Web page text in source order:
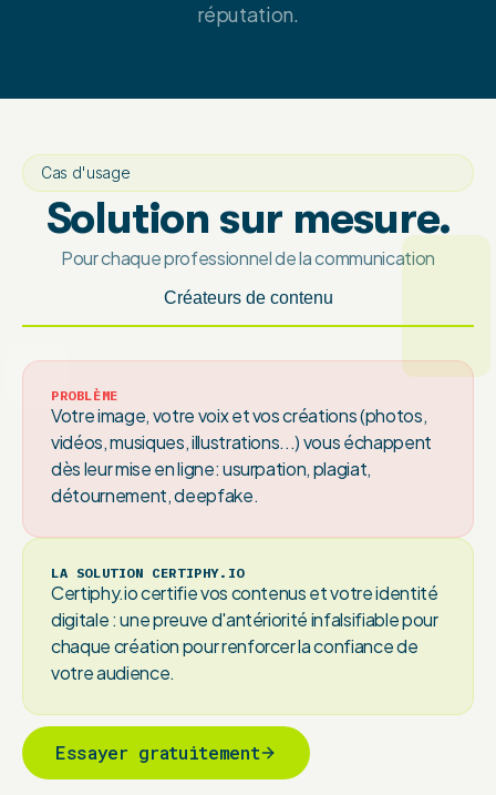
réputation.
Cas d'usage
Solution sur mesure.
Pour chaque professionnel de la communication
Créateurs de contenu
PROBLÈME
Votre image, votre voix et vos créations (photos,
vidéos, musiques, illustrations...) vous échappent
dès leur mise en ligne: usurpation, plagiat,
détournement, deepfake.
LA SOLUTION CERTIPHY.IO
Certiphy.io certifie vos contenus et votre identité
digitale : une preuve d'antériorité infalsifiable pour
chaque création pour renforcer la confiance de
votre audience.
Essayer gratuitement